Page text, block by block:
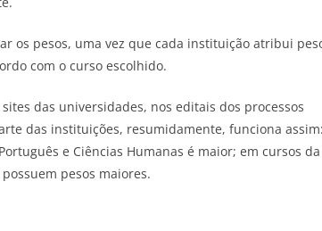
os pesos, uma vez que cada instituição atribui
com o curso escolhido.
das universidades, nos editais dos processos
das instituições, resumidamente, funciona
e Ciências Humanas é maior; em cursos da
pesos maiores.